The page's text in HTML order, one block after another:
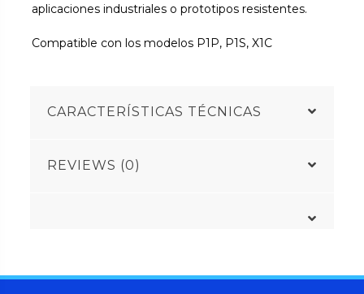
aplicaciones industriales o prototipos resistentes.
Compatible con los modelos P1P, P1S, X1C
CARACTERÍSTICAS TÉCNICAS
REVIEWS (0)